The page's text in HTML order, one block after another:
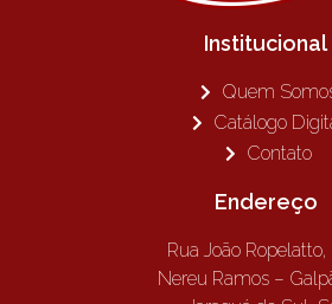
Institucional
Quem
Catálogo
Contato
Endereço
Rua João
Nereu Ramos –